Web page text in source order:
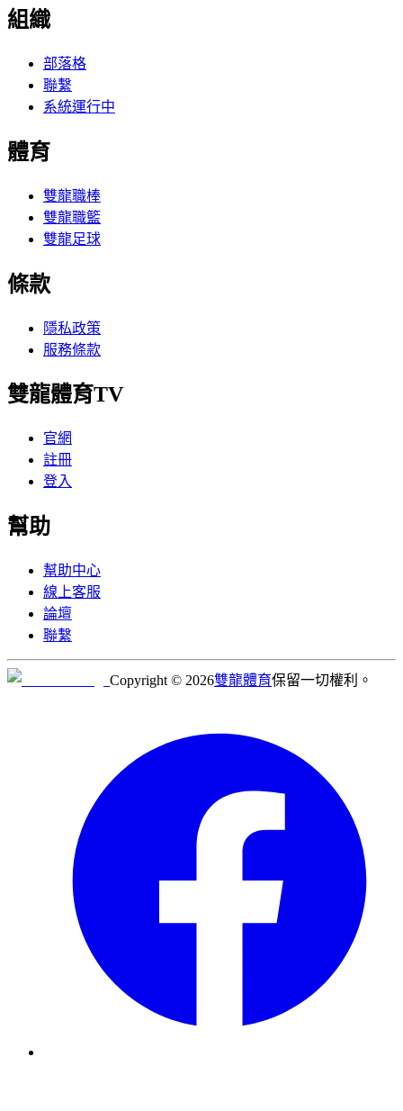
組織
部落格
聯繫
系統運行中
體育
雙龍職棒
雙龍職籃
雙龍足球
條款
隱私政策
服務條款
雙龍體育TV
官網
註冊
登入
幫助
幫助中心
線上客服
論壇
聯繫
Copyright © 2026雙龍體育保留一切權利。